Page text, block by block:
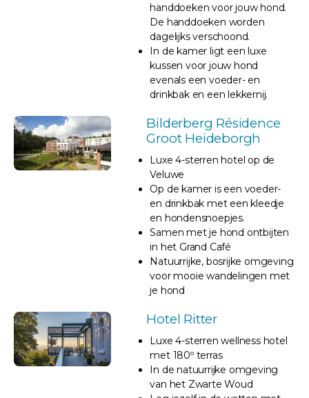
handdoeken voor jouw hond.
De handdoeken worden
dagelijks verschoond.
In de kamer ligt een luxe
kussen voor jouw hond
evenals een voeder- en
drinkbak en een lekkernij.
Bilderberg Résidence
Groot Heideborgh
Luxe 4-sterren hotel op de
Veluwe
Op de kamer is een voeder-
en drinkbak met een kleedje
en hondensnoepjes.
Samen met je hond ontbijten
in het Grand Café
Natuurrijke, bosrijke omgeving
voor mooie wandelingen met
je hond
Hotel Ritter
Luxe 4-sterren wellness hotel
met 180º terras
In de natuurrijke omgeving
van het Zwarte Woud